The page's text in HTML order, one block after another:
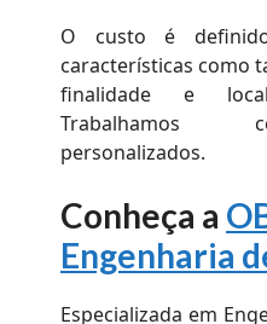
O custo é
características como
finalidade e
Trabalhamos
personalizados.
Conheça a
Engenharia
Especializada em